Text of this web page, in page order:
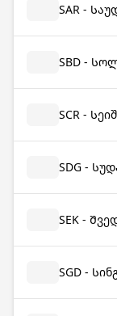
SAR -
SBD -
SCR -
SDG -
SEK -
SGD -